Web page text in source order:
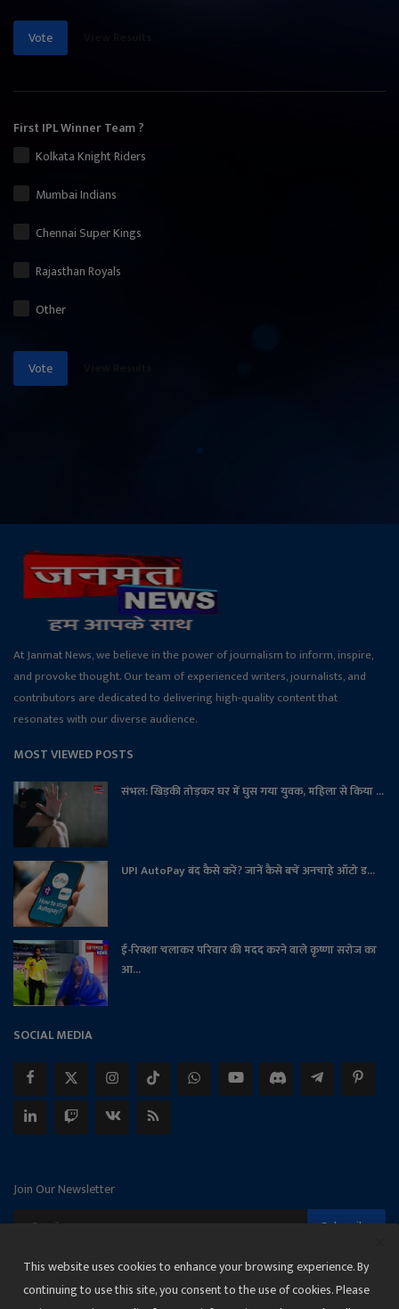
Vote
First IPL Winner Team ?
Kolkata Knight Riders
Mumbai Indians
Chennai Super Kings
Rajasthan Royals
Other
Vote
At Janmat News, we believe in the power of journalism to inform, inspire,
and provoke thought. Our team of experienced writers, journalists, and
contributors are dedicated to delivering high-quality content that
resonates with our diverse audience.
MOST VIEWED POSTS
संभल: खिड़की तोड़कर घर में घुस गया युवक, महिला से किया ...
UPI AutoPay बंद कैसे करें? जानें कैसे बचें अनचाहे ऑटो ड...
ई-रिक्शा चलाकर परिवार की मदद करने वाले कृष्णा सरोज का
आ...
SOCIAL MEDIA
Join Our Newsletter
Subscribe
This website uses cookies to enhance your browsing experience. By
continuing to use this site, you consent to the use of cookies. Please